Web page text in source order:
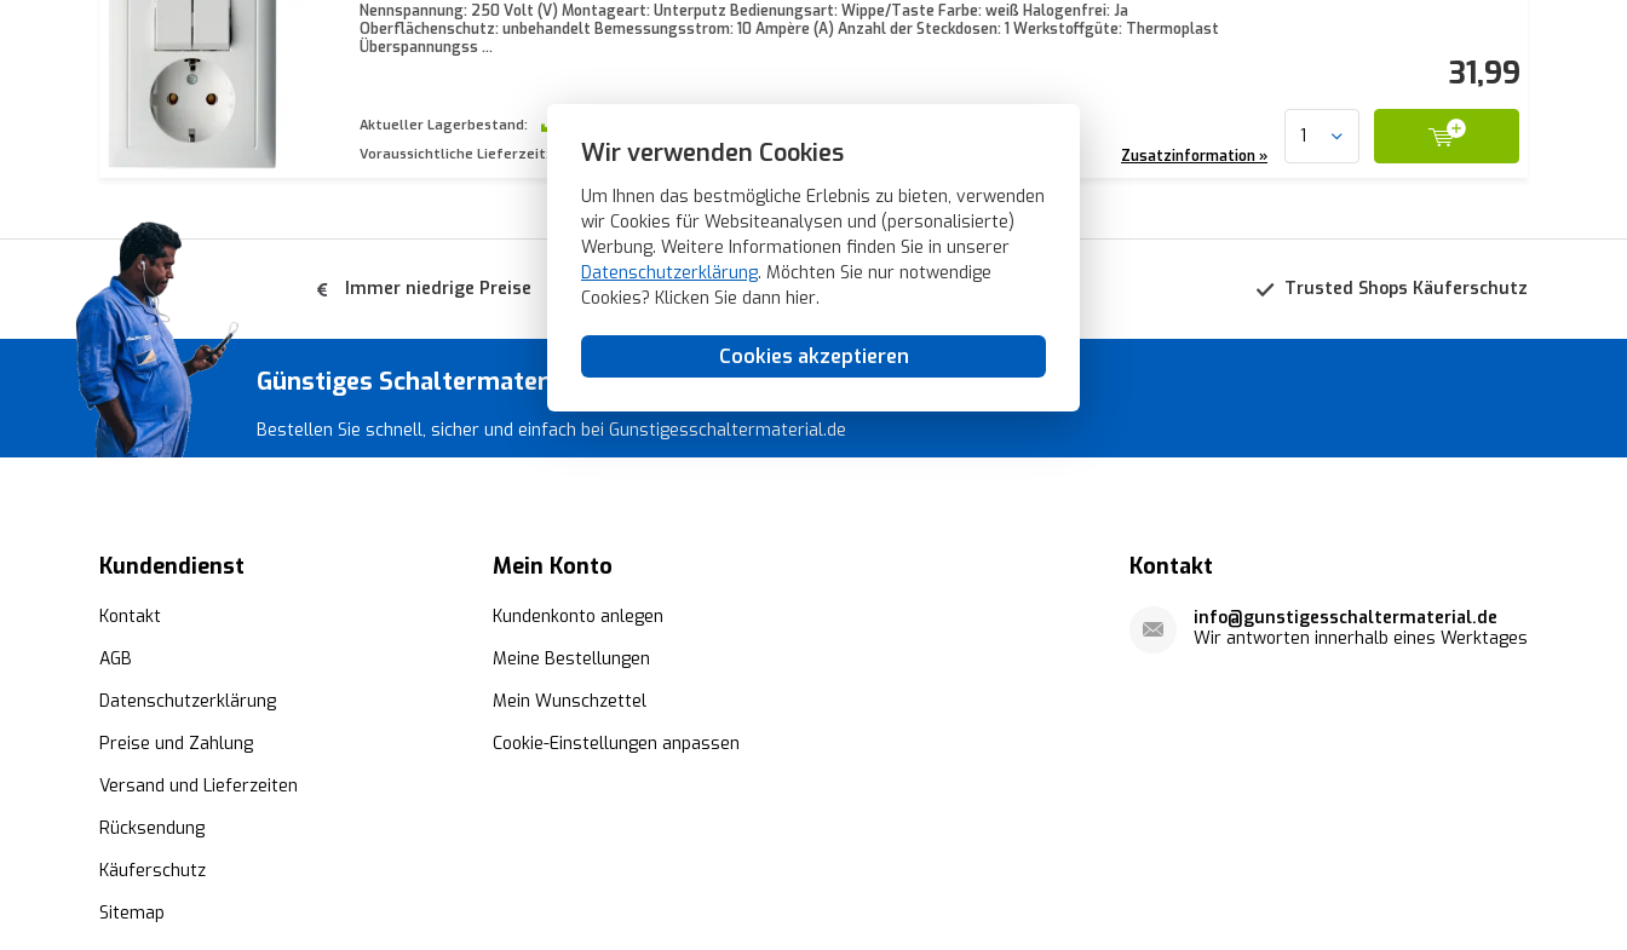
Wir verwenden Cookies
Um Ihnen das bestmögliche Erlebnis zu bieten, verwenden
wir Cookies für Websiteanalysen und (personalisierte)
Werbung. Weitere Informationen finden Sie in unserer
Datenschutzerklärung. Möchten Sie nur notwendige
Cookies? Klicken Sie dann hier.
Cookies akzeptieren
Nennspannung: 250 Volt (V) Montageart: Unterputz Bedienungsart: Wippe/Taste Farbe: weiß Halogenfrei: Ja
Oberflächenschutz: unbehandelt Bemessungsstrom: 10 Ampère (A) Anzahl der Steckdosen: 1 Werkstoffgüte: Thermoplast
Überspannungss ...
Aktueller Lagerbestand:
Voraussichtliche Lieferzeit:
Vor 21 Uhr bestellt, heute verschickt*
31,99
Zusatzinformation »
Immer niedrige Preise Blitzschnelle Lieferung Trusted Shops Käuferschutz
Günstiges Schaltermaterial von Topmarken!
Bestellen Sie schnell, sicher und einfach bei Gunstigesschaltermaterial.de
Kundendienst
Kontakt
AGB
Datenschutzerklärung
Preise und Zahlung
Versand und Lieferzeiten
Rücksendung
Käuferschutz
Sitemap
Mein Konto
Kundenkonto anlegen
Meine Bestellungen
Mein Wunschzettel
Cookie-Einstellungen anpassen
Kontakt
info@gunstigesschaltermaterial.de
Wir antworten innerhalb eines Werktages